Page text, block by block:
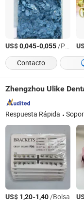
US$0,045-0,055/Pieza
Contacto
Zhengzhou Ulike
Respuesta Rápida Soporte dental, dientes de resina
US$ 1,20-1,40/Bolsa